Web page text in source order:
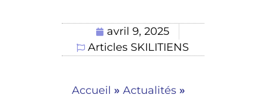
avril 9, 2025
Articles SKILITIENS
Accueil » Actualités»